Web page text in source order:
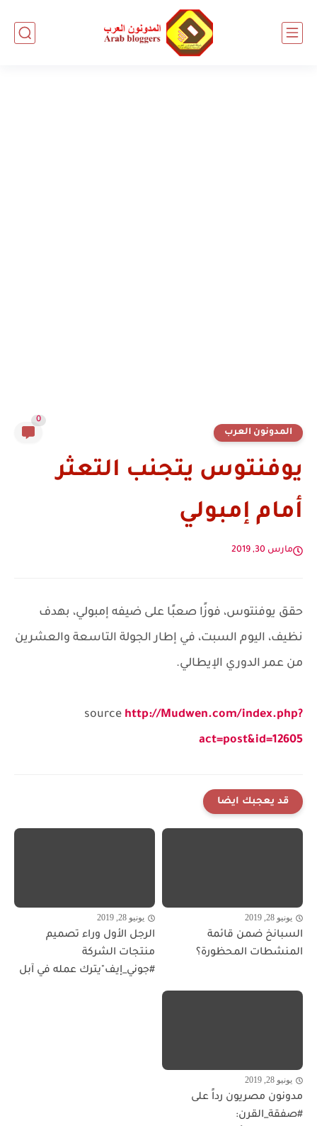
المدونون العرب
0
يوفنتوس يتجنب التعثر
أمام إمبولي
مارس 30, 2019
حقق يوفنتوس، فوزًا صعبًا على ضيفه إمبولي، بهدف
نظيف، اليوم السبت، في إطار الجولة التاسعة والعشرين
من عمر الدوري الإيطالي.
source http://Mudwen.com/index.php?
act=post&id=12605
قد يعجبك ايضا
يونيو 28, 2019
السبانخ ضمن قائمة
المنشطات المحظورة؟
يونيو 28, 2019
الرجل الأول وراء تصميم
منتجات الشركة
#جوني_إيف"يترك عمله في آبل
يونيو 28, 2019
مدونون مصريون رداً على
#صفقة_القرن: